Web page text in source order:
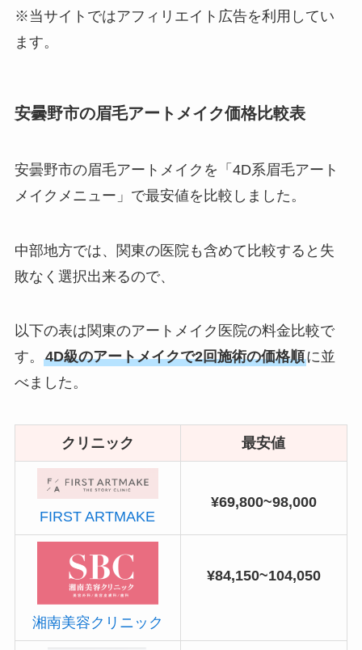
※当サイトではアフィリエイト広告を利用してい
ます。
安曇野市の眉毛アートメイク価格比較表
安曇野市の眉毛アートメイクを「4D系眉毛アート
メイクメニュー」で最安値を比較しました。
中部地方では、関東の医院も含めて比較すると失
敗なく選択出来るので、
以下の表は関東のアートメイク医院の料金比較で
す。 4D級のアートメイクで2回施術の価格順に並
べました。
クリニック 最安値
FIRST ARTMAKE
¥69,800~98,000
湘南美容クリニック
¥84,150~104,050